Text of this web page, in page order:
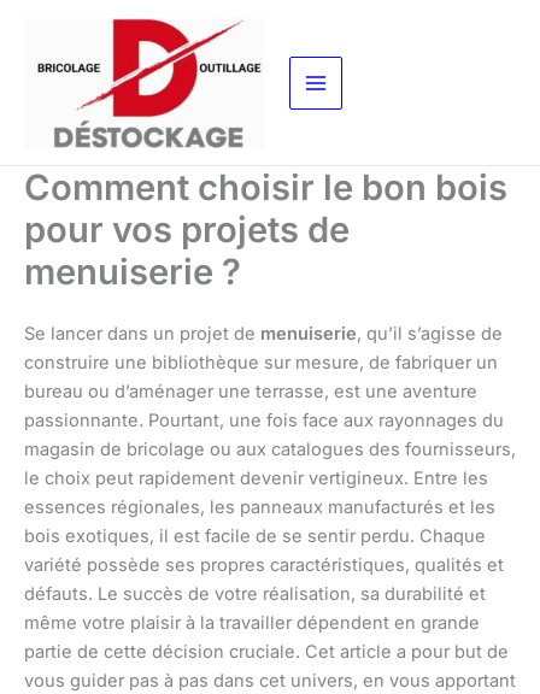
contenu
Comment choisir le bon bois
pour vos projets de
menuiserie ?
Se lancer dans un projet de menuiserie, qu’il s’agisse de
construire une bibliothèque sur mesure, de fabriquer un
bureau ou d’aménager une terrasse, est une aventure
passionnante. Pourtant, une fois face aux rayonnages du
magasin de bricolage ou aux catalogues des fournisseurs,
le choix peut rapidement devenir vertigineux. Entre les
essences régionales, les panneaux manufacturés et les
bois exotiques, il est facile de se sentir perdu. Chaque
variété possède ses propres caractéristiques, qualités et
défauts. Le succès de votre réalisation, sa durabilité et
même votre plaisir à la travailler dépendent en grande
partie de cette décision cruciale. Cet article a pour but de
vous guider pas à pas dans cet univers, en vous apportant